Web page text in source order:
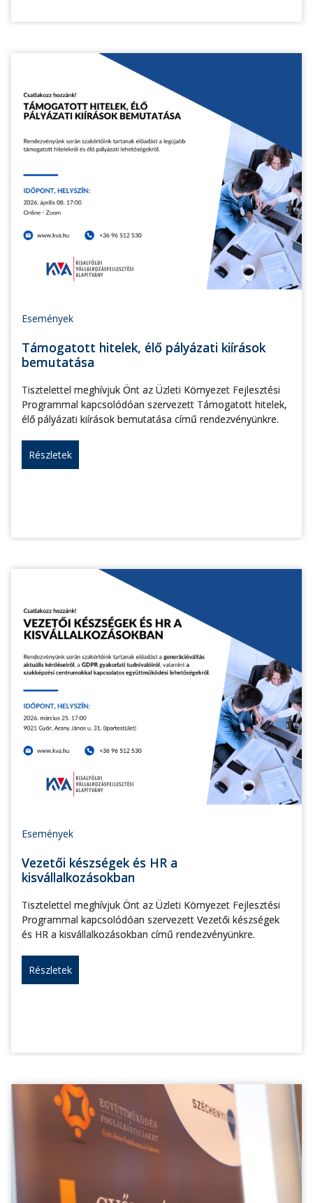
Események
Támogatott hitelek, élő pályázati kiírások
bemutatása
Tisztelettel meghívjuk Önt az Üzleti Környezet Fejlesztési
Programmal kapcsolódóan szervezett Támogatott hitelek,
élő pályázati kiírások bemutatása című rendezvényünkre.
Részletek
Események
Vezetői készségek és HR a
kisvállalkozásokban
Tisztelettel meghívjuk Önt az Üzleti Környezet Fejlesztési
Programmal kapcsolódóan szervezett Vezetői készségek
és HR a kisvállalkozásokban című rendezvényünkre.
Részletek